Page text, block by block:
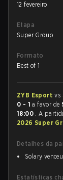
12 fevereiro
Etapa
Super Group
Formato
Best of 1
ZYB Esportvs
0 - 1 a favor de
18:00 . A
2026 Super
Detalhes da
Solary
Estatísticas